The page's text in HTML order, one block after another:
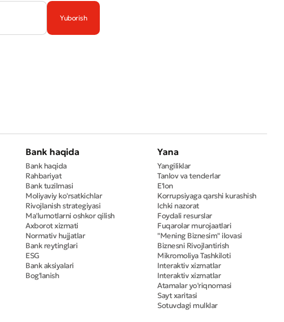
Bank haqida
Bank haqida
Rahbariyat
Bank tuzilmasi
Moliyaviy ko'rsatkichlar
Rivojlanish strategiyasi
Ma'lumotlarni oshkor qilish
Axborot xizmati
Normativ hujjatlar
Bank reytinglari
ESG
Bank aksiyalari
Bog'lanish
Yana
Yangiliklar
Tanlov va tenderlar
E'lon
Korrupsiyaga qarshi kurashish
Ichki nazorat
Foydali resurslar
Fuqarolar murojaatlari
"Mening Biznesim" ilovasi
Biznesni Rivojlantirish
Mikromoliya Tashkiloti
Interaktiv xizmatlar
Interaktiv xizmatlar
Atamalar yo'riqnomasi
Sayt xaritasi
Sotuvdagi mulklar